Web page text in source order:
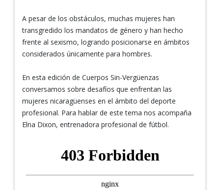
A pesar de los obstáculos, muchas mujeres han
transgredido los mandatos de género y han hecho
frente al sexismo, logrando posicionarse en ámbitos
considerados únicamente para hombres.
En esta edición de Cuerpos Sin-Vergüenzas
conversamos sobre desafíos que enfrentan las
mujeres nicaragüenses en el ámbito del deporte
profesional. Para hablar de este tema nos acompaña
Elna Dixon, entrenadora profesional de fútbol.